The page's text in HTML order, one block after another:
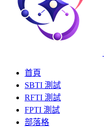
首頁
SBTI 測試
RFTI 測試
FPTI 測試
部落格